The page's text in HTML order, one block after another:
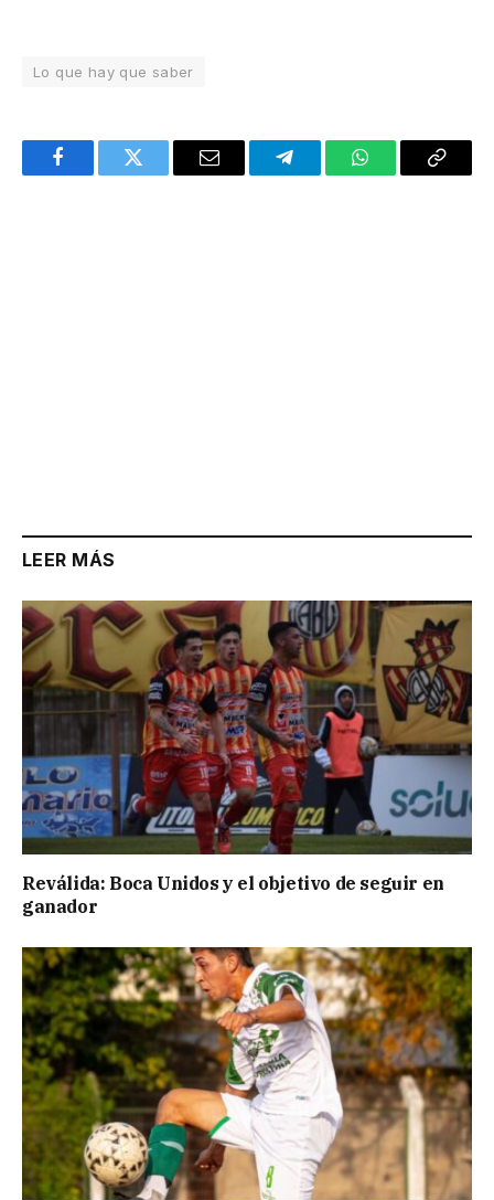
Lo que hay que saber
FacebookTwitter Email TelegramWhatsAppCopy
LEER MÁS
Reválida: Boca Unidos y el objetivo de seguir en
ganador